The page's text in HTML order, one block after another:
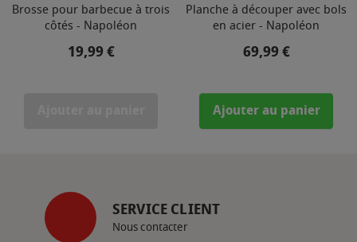
Brosse pour barbecue à trois
côtés - Napoléon
Prix
19,99 €
Planche à découper avec bols
en acier - Napoléon
Prix
69,99 €
Ajouter au panier
SERVICE CLIENT
Nous contacter